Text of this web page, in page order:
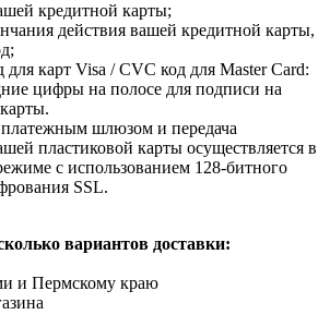
кредитной карты;
действия вашей кредитной карты,
карт Visa / CVC код для Master Card:
цифры на полосе для подписи на
шлюзом и передача
пластиковой карты осуществляется в
с использованием 128-битного
SSL.
вариантов доставки:
и Пермскому краю